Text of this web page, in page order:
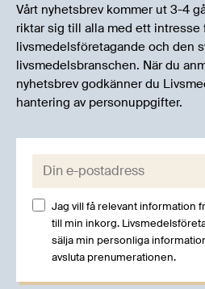
Vårt nyhetsbrev kommer ut 3-4
riktar sig till alla med ett intresse
livsmedelsföretagande och den
livsmedelsbranschen. När du
nyhetsbrev godkänner du
hantering av personuppgifter.
E-post:
Jag vill få relevant information
till min inkorg.
sälja min personliga
avsluta prenumerationen.